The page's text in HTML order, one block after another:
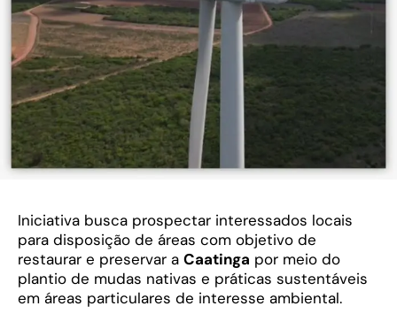
Iniciativa busca prospectar interessados locais
para disposição de áreas com objetivo de
restaurar e preservar a Caatinga por meio do
plantio de mudas nativas e práticas sustentáveis
em áreas particulares de interesse ambiental.